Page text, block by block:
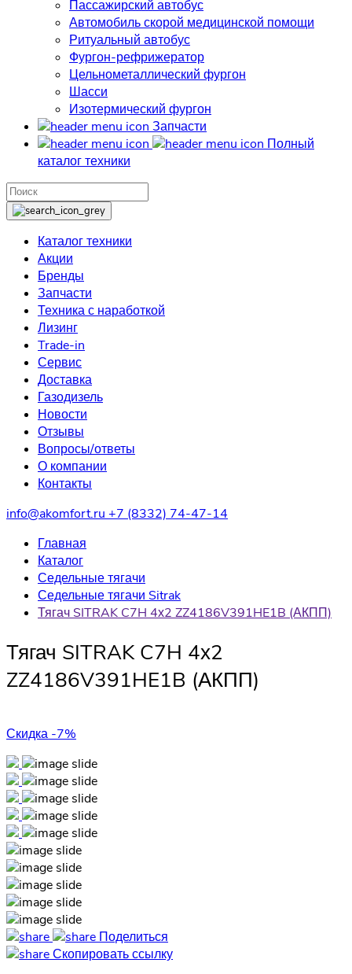
Пассажирский автобус
Автомобиль скорой медицинской помощи
Ритуальный автобус
Фургон-рефрижератор
Цельнометаллический фургон
Шасси
Изотермический фургон
Запчасти
Полный
каталог техники
Каталог техники
Акции
Бренды
Запчасти
Техника с наработкой
Лизинг
Trade-in
Сервис
Доставка
Газодизель
Новости
Отзывы
Вопросы/ответы
О компании
Контакты
info@akomfort.ru +7 (8332) 74-47-14
Главная
Каталог
Седельные тягачи
Седельные тягачи Sitrak
Тягач SITRAK C7H 4х2 ZZ4186V391HE1B (АКПП)
Тягач SITRAK C7H 4х2
ZZ4186V391HE1B (АКПП)
Скидка -7%
Поделиться
Скопировать ссылку